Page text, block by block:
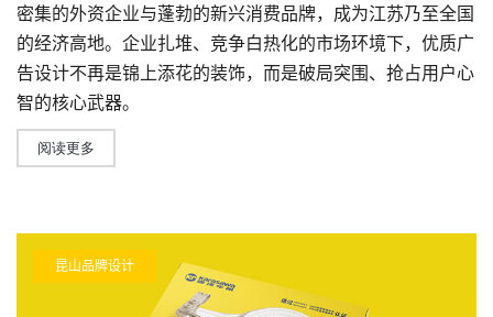
密集的外资企业与蓬勃的新兴消费品牌，成为江苏乃至全国
的经济高地。企业扎堆、竞争白热化的市场环境下，优质广
告设计不再是锦上添花的装饰，而是破局突围、抢占用户心
智的核心武器。
阅读更多
昆山品牌设计